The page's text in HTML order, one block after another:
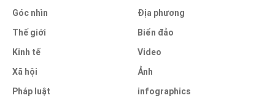
Góc nhìn
Thế giới
Kinh tế
Xã hội
Pháp luật
Địa phương
Biển đảo
Video
Ảnh
infographics